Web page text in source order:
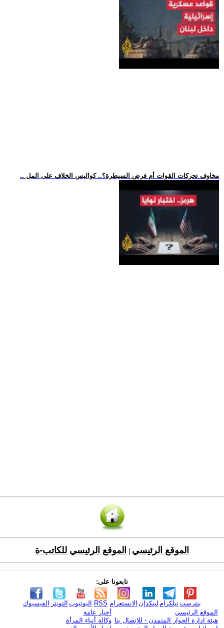
.. مخاوف تحركات القوات أم فرض السيطرة؟.. كواليس الخلاف على المل
الموقع الرئيسي الموقع الرئيسي للكاتب-ة
تابعونا على:
الفيسبوك التويتر اليوتيوب RSS الانستغرام لينكدإن تيلكرامبنترست
الموقع الرئيسي
هيئة ادارة الحوار المتمدن - للإتصال بنا
أخبار عامة
وكالة أنباء المرأة